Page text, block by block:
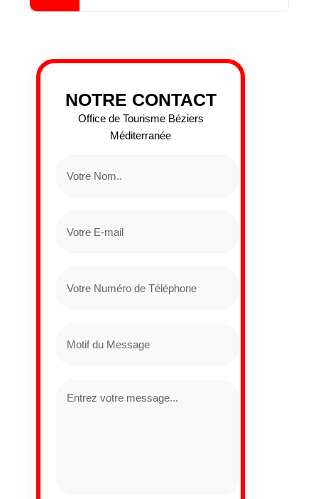
NOTRE CONTACT
Office de Tourisme Béziers
Méditerranée